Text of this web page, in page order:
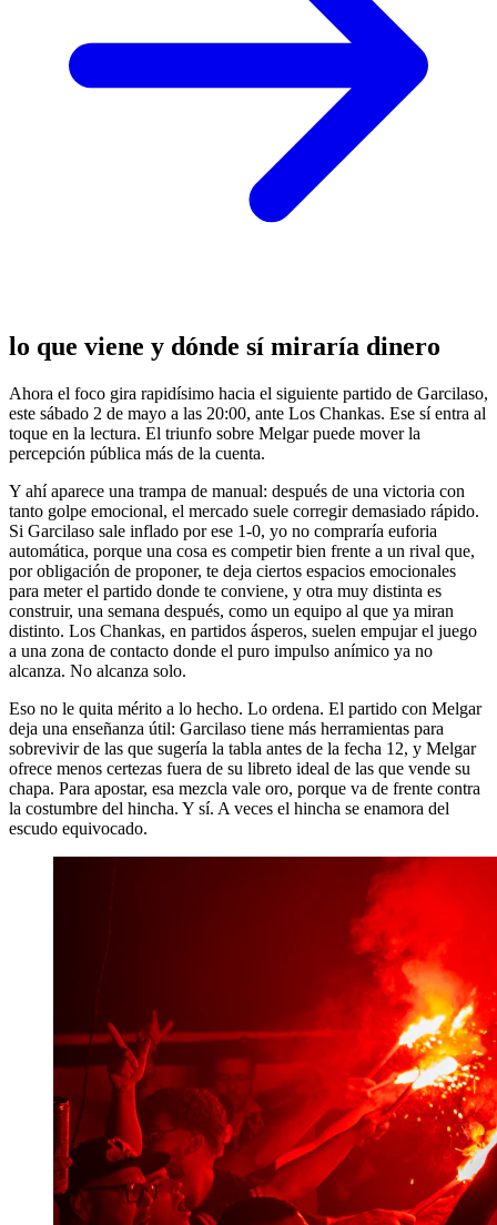
lo que viene y dónde sí miraría dinero
Ahora el foco gira rapidísimo hacia el siguiente partido de Garcilaso,
este sábado 2 de mayo a las 20:00, ante Los Chankas. Ese sí entra al
toque en la lectura. El triunfo sobre Melgar puede mover la
percepción pública más de la cuenta.
Y ahí aparece una trampa de manual: después de una victoria con
tanto golpe emocional, el mercado suele corregir demasiado rápido.
Si Garcilaso sale inflado por ese 1-0, yo no compraría euforia
automática, porque una cosa es competir bien frente a un rival que,
por obligación de proponer, te deja ciertos espacios emocionales
para meter el partido donde te conviene, y otra muy distinta es
construir, una semana después, como un equipo al que ya miran
distinto. Los Chankas, en partidos ásperos, suelen empujar el juego
a una zona de contacto donde el puro impulso anímico ya no
alcanza. No alcanza solo.
Eso no le quita mérito a lo hecho. Lo ordena. El partido con Melgar
deja una enseñanza útil: Garcilaso tiene más herramientas para
sobrevivir de las que sugería la tabla antes de la fecha 12, y Melgar
ofrece menos certezas fuera de su libreto ideal de las que vende su
chapa. Para apostar, esa mezcla vale oro, porque va de frente contra
la costumbre del hincha. Y sí. A veces el hincha se enamora del
escudo equivocado.